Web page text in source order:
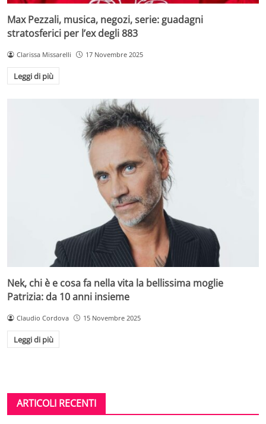
Max Pezzali, musica, negozi, serie: guadagni
stratosferici per l’ex degli 883
Clarissa Missarelli 17 Novembre 2025
Leggi di più
Nek, chi è e cosa fa nella vita la bellissima moglie
Patrizia: da 10 anni insieme
Claudio Cordova 15 Novembre 2025
Leggi di più
ARTICOLI RECENTI